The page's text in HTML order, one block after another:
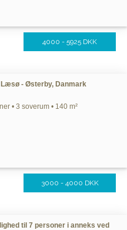
4000 - 5925 DKK
Læsø - Østerby, Danmark
• 3 soverum • 140 m²
3000 - 4000 DKK
til 7 personer i anneks ved